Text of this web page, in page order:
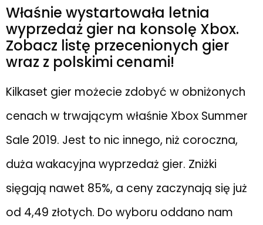
Właśnie wystartowała letnia
wyprzedaż gier na konsolę Xbox.
Zobacz listę przecenionych gier
wraz z polskimi cenami!
Kilkaset gier możecie zdobyć w obniżonych
cenach w trwającym właśnie Xbox Summer
Sale 2019. Jest to nic innego, niż coroczna,
duża wakacyjna wyprzedaż gier. Zniżki
sięgają nawet 85%, a ceny zaczynają się już
od 4,49 złotych. Do wyboru oddano nam